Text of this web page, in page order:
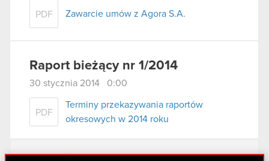
PDF Zawarcie umów z Agora S.A.
Raport bieżący nr 1/2014
30 stycznia 2014 0:00
PDF
Terminy przekazywania raportów
okresowych w 2014 roku
Zobacz również: